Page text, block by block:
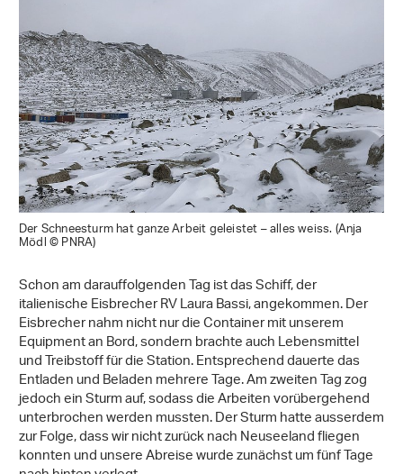
Der Schneesturm hat ganze Arbeit geleistet – alles weiss. (Anja
Mödl © PNRA)
Schon am darauffolgenden Tag ist das Schiff, der
italienische Eisbrecher RV Laura Bassi, angekommen. Der
Eisbrecher nahm nicht nur die Container mit unserem
Equipment an Bord, sondern brachte auch Lebensmittel
und Treibstoff für die Station. Entsprechend dauerte das
Entladen und Beladen mehrere Tage. Am zweiten Tag zog
jedoch ein Sturm auf, sodass die Arbeiten vorübergehend
unterbrochen werden mussten. Der Sturm hatte ausserdem
zur Folge, dass wir nicht zurück nach Neuseeland fliegen
konnten und unsere Abreise wurde zunächst um fünf Tage